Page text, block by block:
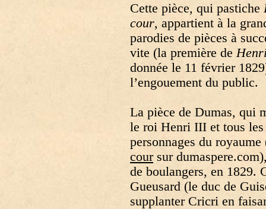
Cette pièce, qui pastiche
cour, appartient à la
parodies de pièces à
vite (la première de
donnée le 11 février
l’engouement du public.
La pièce de Dumas, qui
le roi Henri III et tous les
personnages du
coursur
de boulangers, en 1829.
Gueusard (le duc de
supplanter Cricri en